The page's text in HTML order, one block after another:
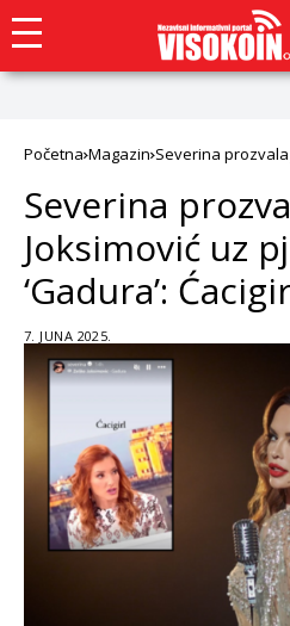
Početna Magazin Severina prozvala
Severina
Joksimović uz
‘Gadura’:
7. JUNA 2025.